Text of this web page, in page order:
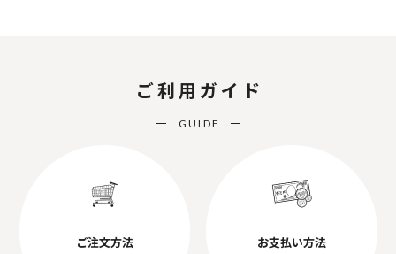
ご利用ガイド
GUIDE
ご注文方法 お支払い方法